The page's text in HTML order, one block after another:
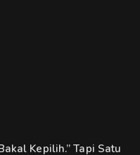
Kepilih.” Tapi Satu